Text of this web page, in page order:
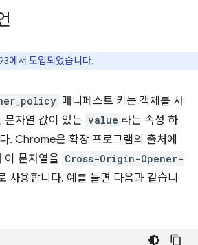
에서 도입되었습니다.
매니페스트 키는 객체를 사
문자열 값이 있는 value 라는 속성 하
. Chrome은 확장 프로그램의 출처에
이 문자열을 Cross-Origin-Opener-
사용합니다. 예를 들면 다음과 같습니